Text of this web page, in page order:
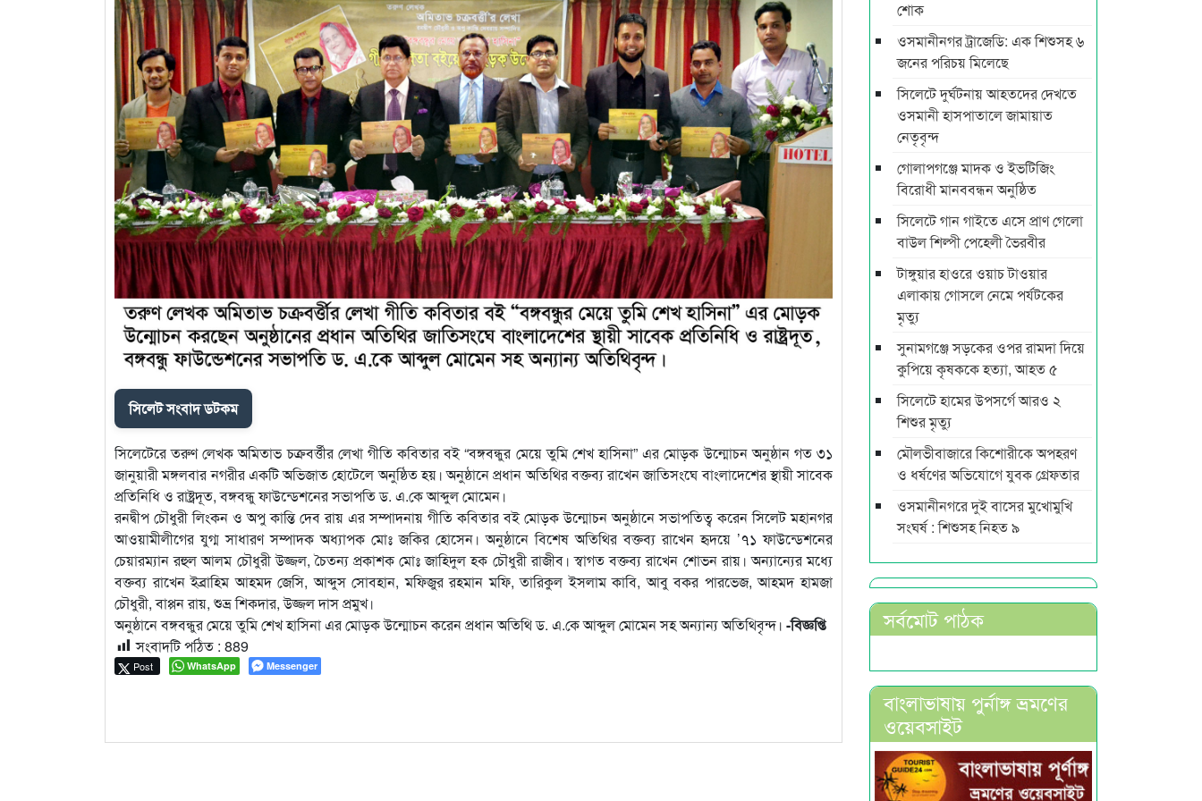
সিলেট সংবাদ ডটকম
সিলেটেরে তরুণ লেখক অমিতাভ চক্রবর্ত্তীর লেখা গীতি কবিতার বই “বঙ্গবন্ধুর মেয়ে তুমি শেখ হাসিনা” এর মোড়ক উন্মোচন অনুষ্ঠান গত ৩১
জানুয়ারী মঙ্গলবার নগরীর একটি অভিজাত হোটেলে অনুষ্ঠিত হয়। অনুষ্ঠানে প্রধান অতিথির বক্তব্য রাখেন জাতিসংঘে বাংলাদেশের স্থায়ী সাবেক
প্রতিনিধি ও রাষ্ট্রদূত, বঙ্গবন্ধু ফাউন্ডেশনের সভাপতি ড. এ.কে আব্দুল মোমেন।
রনদ্বীপ চৌধুরী লিংকন ও অপু কান্তি দেব রায় এর সম্পাদনায় গীতি কবিতার বই মোড়ক উন্মোচন অনুষ্ঠানে সভাপতিত্ব করেন সিলেট মহানগর
আওয়ামীলীগের যুগ্ম সাধারণ সম্পাদক অধ্যাপক মোঃ জকির হোসেন। অনুষ্ঠানে বিশেষ অতিথির বক্তব্য রাখেন হৃদয়ে ’৭১ ফাউন্ডেশনের
চেয়ারম্যান রহুল আলম চৌধুরী উজ্জল, চৈতন্য প্রকাশক মোঃ জাহিদুল হক চৌধুরী রাজীব। স্বাগত বক্তব্য রাখেন শোভন রায়। অন্যান্যের মধ্যে
বক্তব্য রাখেন ইব্রাহিম আহমদ জেসি, আব্দুস সোবহান, মফিজুর রহমান মফি, তারিকুল ইসলাম কাবি, আবু বকর পারভেজ, আহমদ হামজা
চৌধুরী, বাপ্পন রায়, শুভ্র শিকদার, উজ্জল দাস প্রমুখ।
অনুষ্ঠানে বঙ্গবন্ধুর মেয়ে তুমি শেখ হাসিনা এর মোড়ক উন্মোচন করেন প্রধান অতিথি ড. এ.কে আব্দুল মোমেন সহ অন্যান্য অতিথিবৃন্দ। -বিজ্ঞপ্তি
সংবাদটি পঠিত : 889
Post WhatsApp Messenger
শোক
ওসমানীনগর ট্রাজেডি: এক শিশুসহ ৬
জনের পরিচয় মিলেছে
সিলেটে দুর্ঘটনায় আহতদের দেখতে
ওসমানী হাসপাতালে জামায়াত
নেতৃবৃন্দ
গোলাপগঞ্জে মাদক ও ইভটিজিং
বিরোধী মানববন্ধন অনুষ্ঠিত
সিলেটে গান গাইতে এসে প্রাণ গেলো
বাউল শিল্পী পেহেলী ভৈরবীর
টাঙ্গুয়ার হাওরে ওয়াচ টাওয়ার
এলাকায় গোসলে নেমে পর্যটকের
মৃত্যু
সুনামগঞ্জে সড়কের ওপর রামদা দিয়ে
কুপিয়ে কৃষককে হত্যা, আহত ৫
সিলেটে হামের উপসর্গে আরও ২
শিশুর মৃত্যু
মৌলভীবাজারে কিশোরীকে অপহরণ
ও ধর্ষণের অভিযোগে যুবক গ্রেফতার
ওসমানীনগরে দুই বাসের মুখোমুখি
সংঘর্ষ : শিশুসহ নিহত ৯
সর্বমোট পাঠক
বাংলাভাষায় পুর্নাঙ্গ ভ্রমণের
ওয়েবসাইট